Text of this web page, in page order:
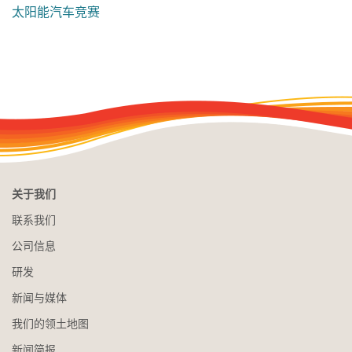
太阳能汽车竞赛
关于我们
联系我们
公司信息
研发
新闻与媒体
我们的领土地图
新闻简报